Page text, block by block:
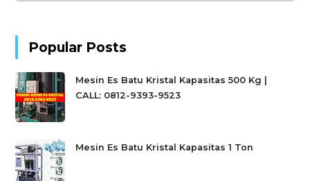
Popular Posts
Mesin Es Batu Kristal Kapasitas 500 Kg |
CALL: 0812-9393-9523
Mesin Es Batu Kristal Kapasitas 1 Ton